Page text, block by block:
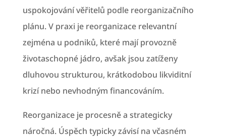
uspokojování věřitelů podle reorganizačního
plánu. V praxi je reorganizace relevantní
zejména u podniků, které mají provozně
životaschopné jádro, avšak jsou zatíženy
dluhovou strukturou, krátkodobou likviditní
krizí nebo nevhodným financováním.
Reorganizace je procesně a strategicky
náročná. Úspěch typicky závisí na včasném